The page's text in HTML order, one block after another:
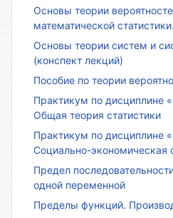
Основы теории
математической
Основы теории систем и
(конспект лекций)
Пособие по теории
Практикум по дисциплине
Общая теория статистики
Практикум по дисциплине
Социально-экономическая
Предел
одной переменной
Пределы функций.